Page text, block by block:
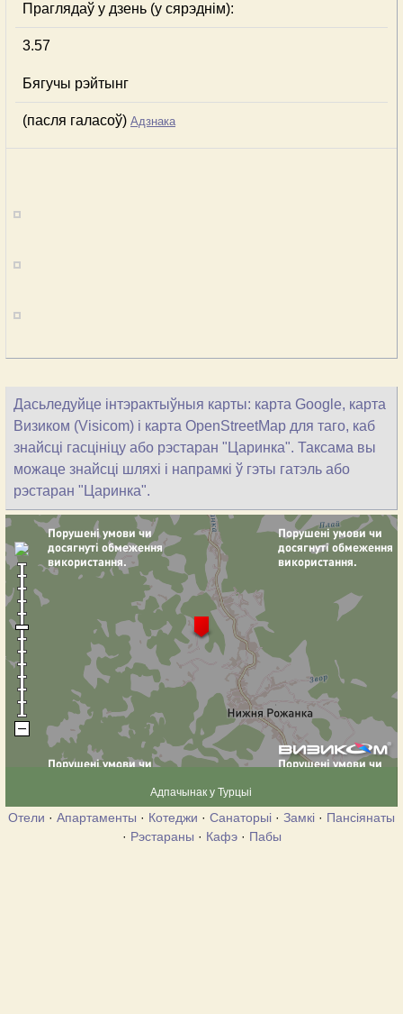
Праглядаў у дзень (у сярэднім):
3.57
Бягучы рэйтынг
(пасля галасоў) Адзнака
Дасьледуйце інтэрактыўныя карты: карта Google, карта
Визиком (Visicom) і карта OpenStreetMap для таго, каб
знайсці гасцініцу або рэстаран "Царинка". Таксама вы
можаце знайсці шляхі і напрамкі ў гэты гатэль або
рэстаран "Царинка".
Адпачынак у Турцыі
Отели · Апартаменты · Котеджи · Санаторыі · Замкі · Пансіянаты
· Рэстараны · Кафэ· Пабы